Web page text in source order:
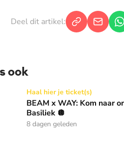
Deel dit artikel:
ook
x WAY: Kom naar ons
Haal hier je ticket(s)
BEAM x WAY: Kom naar
Basiliek 🪩
8 dagen geleden